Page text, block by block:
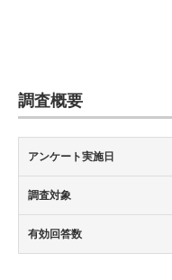
調査概要
アンケート実施日
調査対象
有効回答数